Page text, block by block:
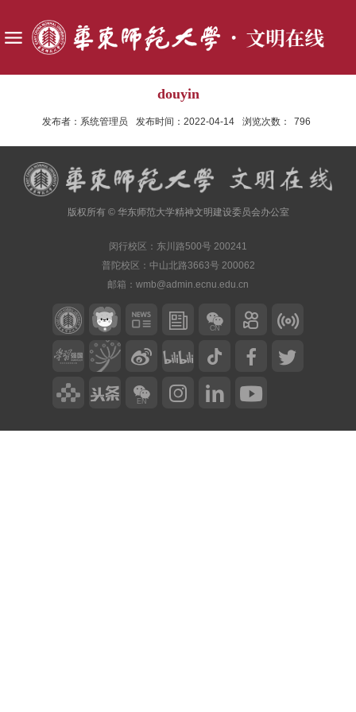
douyin
发布者：系统管理员 发布时间：2022-04-14 浏览次数： 796
版权所有 © 华东师范大学精神文明建设委员会办公室
闵行校区：东川路500号 200241
普陀校区：中山北路3663号 200062
邮箱：wmb@admin.ecnu.edu.cn